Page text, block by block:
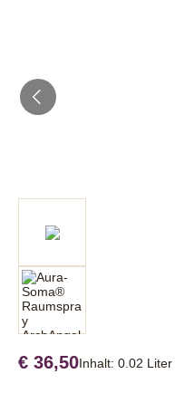
€ 36,50Inhalt: 0.02 Liter